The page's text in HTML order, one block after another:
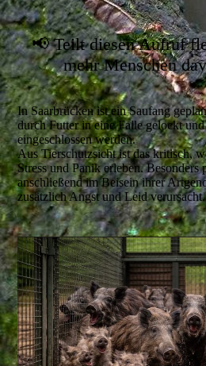
📢 Teilt diesen Aufruf
mehr Menschen
In Saarbrücken ist ein Saufang
durch Futter in eine Falle gelockt
eingeschlossen werden.
Aus Tierschutzsicht ist das kritisch,
Stress und Panik erleben. Besonders
anschließend im Beisein ihrer
zusätzlich Angst und Leid verursacht.